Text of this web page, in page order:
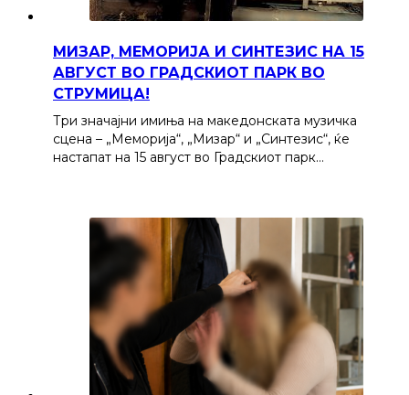
МИЗАР, МЕМОРИЈА И СИНТЕЗИС НА 15
АВГУСТ ВО ГРАДСКИОТ ПАРК ВО
СТРУМИЦА!
Три значајни имиња на македонската музичка
сцена – „Меморија“, „Мизар“ и „Синтезис“, ќе
настапат на 15 август во Градскиот парк…